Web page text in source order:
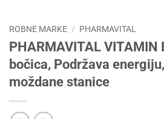
ROBNE MARKE / PHARMAVITAL
PHARMAVITAL VITAMIN
bočica, Podržava
moždane stanice